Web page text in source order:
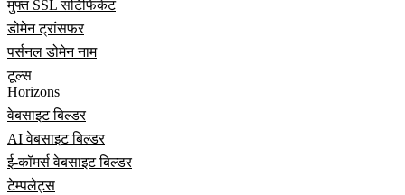
मुफ्त SSL सर्टिफिकेट
डोमेन ट्रांसफर
पर्सनल डोमेन नाम
टूल्स
Horizons
वेबसाइट बिल्डर
AI वेबसाइट बिल्डर
ई-कॉमर्स वेबसाइट बिल्डर
टेम्पलेट्स